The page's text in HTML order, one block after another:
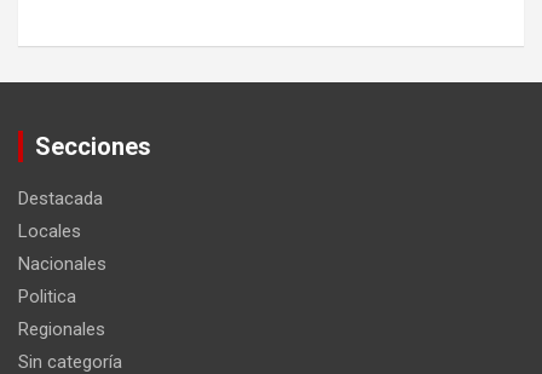
Secciones
Destacada
Locales
Nacionales
Politica
Regionales
Sin categoría